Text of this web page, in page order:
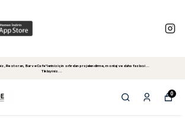
Restoran, Bar ve Cafe'leriniz için sıfırdan projelendirme, montaj ve daha fazlasi...
Tiklayiniz...
0